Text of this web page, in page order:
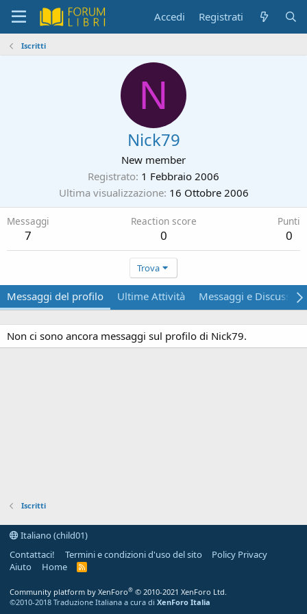
Accedi Registrati
Iscritti
N
Nick79
New member
Registrato 1 Febbraio 2006
Ultima visualizzazione 16 Ottobre 2006
Messaggi
7
Reaction score
0
Punti
0
Trova
Messaggi del profilo Ultime Attività Messaggi e
Non ci sono ancora messaggi sul profilo di Nick79.
Iscritti
Italiano (child01)
Contattaci!
Termini e condizioni d'uso del sito
Policy Privacy
Aiuto
Home
R
Community platform by XenForo® © 2010-2021 XenForo Ltd.
©2010-2018 Traduzione Italiana a cura di XenForo Italia